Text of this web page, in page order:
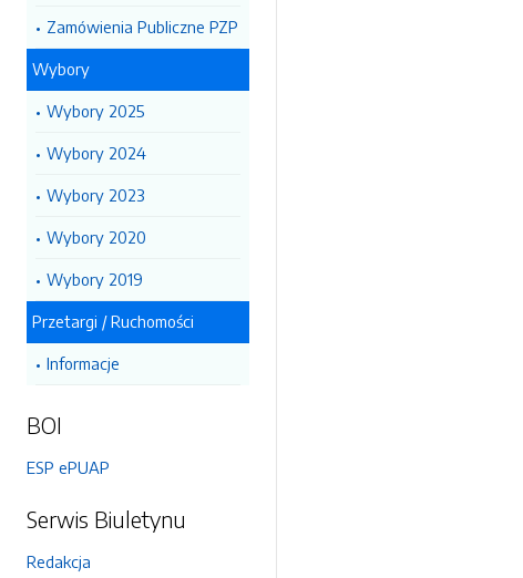
Zamówienia Publiczne PZP
Wybory
Wybory 2025
Wybory 2024
Wybory 2023
Wybory 2020
Wybory 2019
Przetargi / Ruchomości
Informacje
BOI
ESP ePUAP
Serwis Biuletynu
Redakcja